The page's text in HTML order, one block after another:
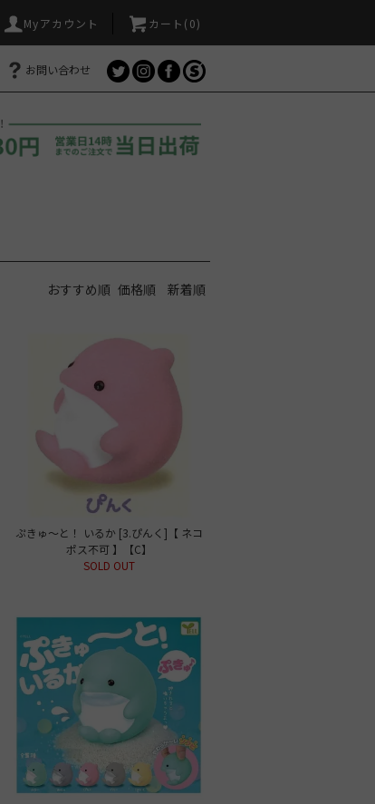
Myアカウント カート( 0)
お問い合わせ
おすすめ順 価格順 新着順
ぷきゅ～と！ いるか [3.ぴんく]【 ネコ
ポス不可 】【C】
SOLD OUT